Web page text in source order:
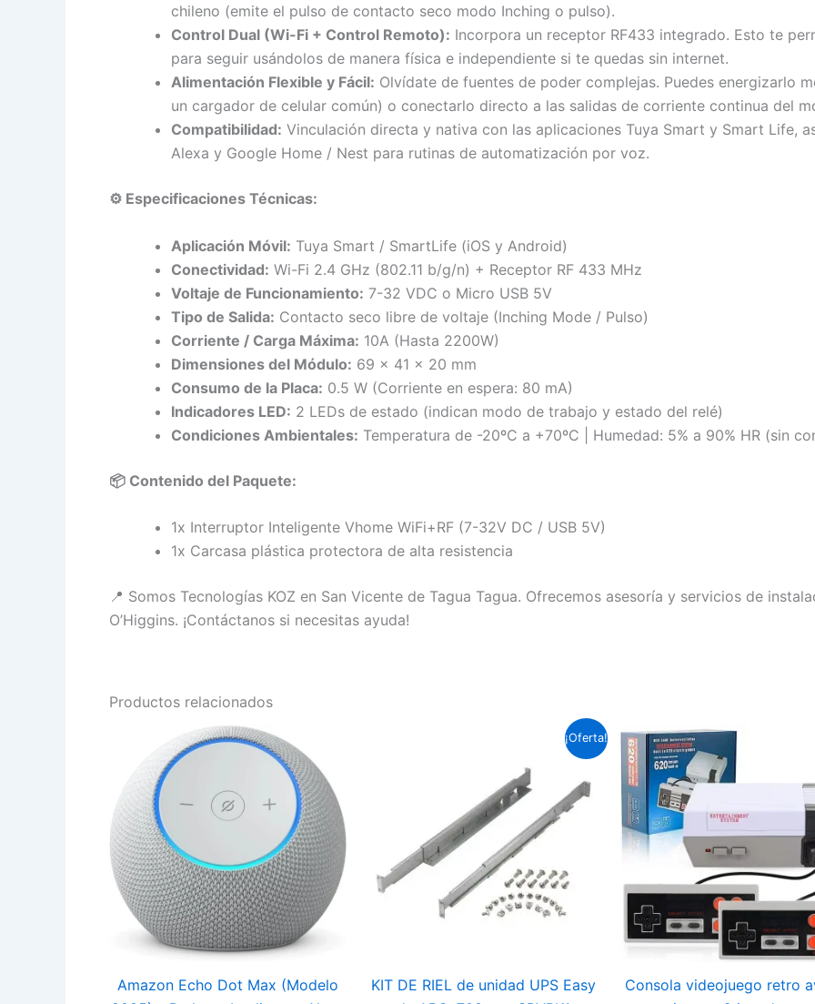
chileno (emite el pulso de contacto seco modo Inching o pulso).
Control Dual (Wi-Fi + Control Remoto): Incorpora un receptor RF433 integrado. Esto te
para seguir usándolos de manera física e independiente si te quedas sin internet.
Alimentación Flexible y Fácil: Olvídate de fuentes de poder complejas. Puedes energizarlo
un cargador de celular común) o conectarlo directo a las salidas de corriente continua del
Compatibilidad: Vinculación directa y nativa con las aplicaciones Tuya Smart y Smart Life,
Alexa y Google Home / Nest para rutinas de automatización por voz.
⚙️ Especificaciones Técnicas:
Aplicación Móvil: Tuya Smart / SmartLife (iOS y Android)
Conectividad: Wi-Fi 2.4 GHz (802.11 b/g/n) + Receptor RF 433 MHz
Voltaje de Funcionamiento: 7-32 VDC o Micro USB 5V
Tipo de Salida: Contacto seco libre de voltaje (Inching Mode / Pulso)
Corriente / Carga Máxima: 10A (Hasta 2200W)
Dimensiones del Módulo: 69 x 41 x 20 mm
Consumo de la Placa: 0.5 W (Corriente en espera: 80 mA)
Indicadores LED: 2 LEDs de estado (indican modo de trabajo y estado del relé)
Condiciones Ambientales: Temperatura de -20ºC a +70ºC | Humedad: 5% a 90% HR (sin
📦 Contenido del Paquete:
1x Interruptor Inteligente Vhome WiFi+RF (7-32V DC / USB 5V)
1x Carcasa plástica protectora de alta resistencia
📍 Somos Tecnologías KOZ en San Vicente de Tagua Tagua. Ofrecemos asesoría y servicios de
O’Higgins. ¡Contáctanos si necesitas ayuda!
Productos relacionados
Amazon Echo Dot Max (Modelo
tiene
múltiples
variantes.
Las
opciones
se
la
¡Oferta!
KIT DE RIEL de unidad UPS Easy
$50.990.
actual
es:
$44.990.
Consola videojuego retro
El
precio
original
era: